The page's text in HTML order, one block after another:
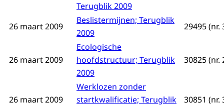
Terugblik 2009
26 maart 2009
Beslistermijnen; Terugblik
2009
29495 (nr.
26 maart 2009
Ecologische
hoofdstructuur; Terugblik
2009
30825 (nr.
26 maart 2009
Werklozen zonder
startkwalificatie; Terugblik
30851 (nr.